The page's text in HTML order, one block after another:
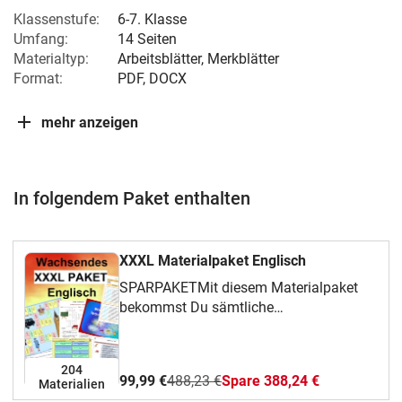
Klassenstufe:
6-7. Klasse
Umfang:
14 Seiten
Materialtyp:
Arbeitsblätter, Merkblätter
Format:
PDF, DOCX
mehr anzeigen
In folgendem Paket enthalten
204
Materialien
XXXL Materialpaket Englisch
SPARPAKETMit diesem Materialpaket
bekommst Du sämtliche
Zukünftig erscheinende Materialien
99,99 €488,23 €Spare 388,24 €